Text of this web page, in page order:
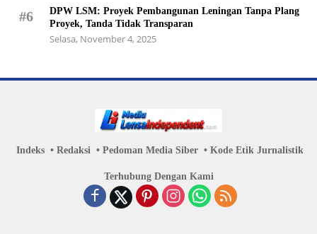
#6
DPW LSM: Proyek Pembangunan Leningan Tanpa Plang
Proyek, Tanda Tidak Transparan
Selasa, November 4, 2025
Indeks Redaksi Pedoman Media Siber Kode Etik Jurnalistik
Terhubung Dengan Kami